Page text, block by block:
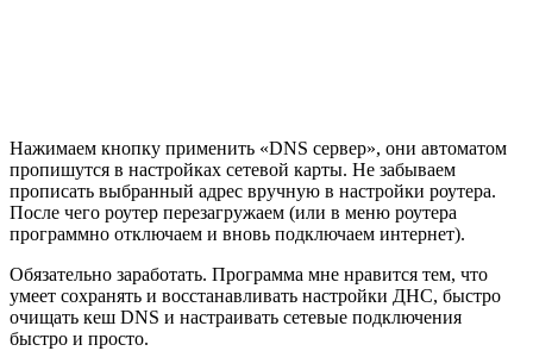
Нажимаем кнопку применить «DNS сервер», они автоматом
пропишутся в настройках сетевой карты. Не забываем
прописать выбранный адрес вручную в настройки роутера.
После чего роутер перезагружаем (или в меню роутера
программно отключаем и вновь подключаем интернет).
Обязательно заработать. Программа мне нравится тем, что
умеет сохранять и восстанавливать настройки ДНС, быстро
очищать кеш DNS и настраивать сетевые подключения
быстро и просто.